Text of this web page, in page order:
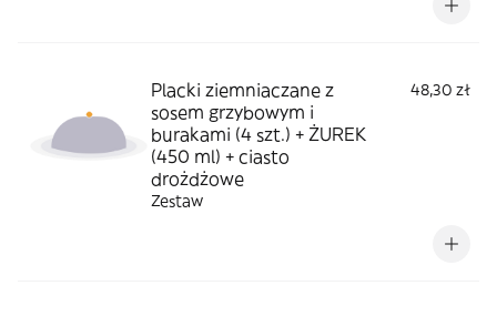
Placki ziemniaczane z
sosem grzybowym i
burakami (4 szt.) + ŻUREK
(450 ml) + ciasto
drożdżowe
48,30 zł
Zestaw